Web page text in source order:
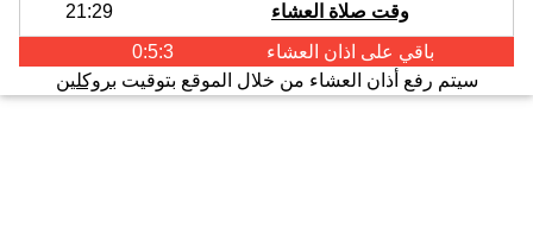
وقت صلاة العشاء
21:29
باقي على اذان العشاء
0:5:3
سيتم رفع أذان العشاء من خلال الموقع بتوقيت بروكلين